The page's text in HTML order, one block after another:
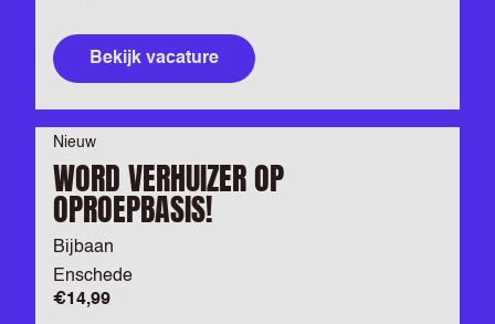
Bekijk vacature
Nieuw
WORD VERHUIZER OP
OPROEPBASIS!
Bijbaan
Enschede
€14,99